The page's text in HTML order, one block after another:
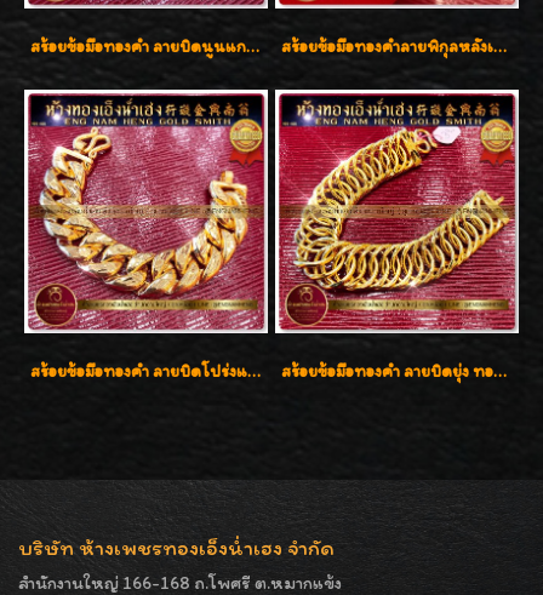
สร้อยข้อมือทองคำ ลายบิดนูนแกะลาย ทองคำ 96.5% น้ำหนัก 5 บาท สวยค่ะ สร้อยข้อมือทองคำลายพิกุลหลังเต่า น้ำหนัก 86.6g ( 5.71 บาท ) หน้ากว้าง 20 มิล
สร้อยข้อมือทองคำ ลายบิดโปร่งแกะลาย ทองคำ 96.5% น้ำหนัก 5 บาท สวยค่ะ สร้อยข้อมือทองคำ ลายบิดยุ่ง ทองคำ 96.5% น้ำหนัก 3 บาท สวยน่าสะสมค่ะ
บริษัท ห้างเพชรทองเอ็งน่ำเฮง จำกัด
สำนักงานใหญ่ 166-168 ถ.โพศรี ต.หมากแข้ง